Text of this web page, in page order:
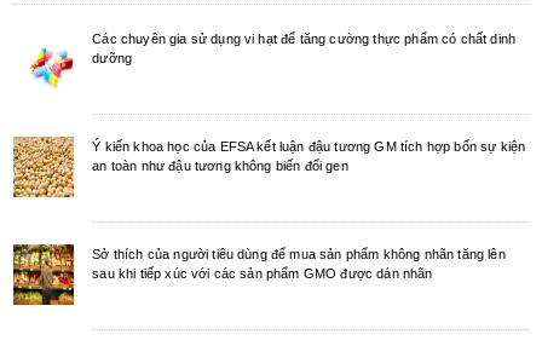
Các chuyên gia sử dụng vi hạt để tăng cường thực phẩm có chất dinh
dưỡng
Ý kiến khoa học của EFSA kết luận đậu tương GM tích hợp bốn sự kiện
an toàn như đậu tương không biến đổi gen
Sở thích của người tiêu dùng để mua sản phẩm không nhãn tăng lên
sau khi tiếp xúc với các sản phẩm GMO được dán nhãn